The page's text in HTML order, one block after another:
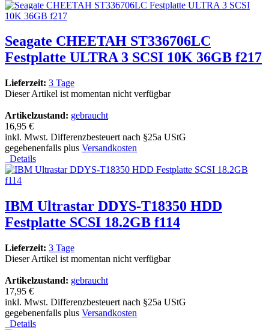
Seagate CHEETAH ST336706LC
Festplatte ULTRA 3 SCSI 10K 36GB f217
Lieferzeit: 3 Tage
Dieser Artikel ist momentan nicht verfügbar
Artikelzustand: gebraucht
16,95 €
inkl. Mwst. Differenzbesteuert nach §25a UStG
gegebenenfalls plus Versandkosten
Details
IBM Ultrastar DDYS-T18350 HDD
Festplatte SCSI 18.2GB f114
Lieferzeit: 3 Tage
Dieser Artikel ist momentan nicht verfügbar
Artikelzustand: gebraucht
17,95 €
inkl. Mwst. Differenzbesteuert nach §25a UStG
gegebenenfalls plus Versandkosten
Details